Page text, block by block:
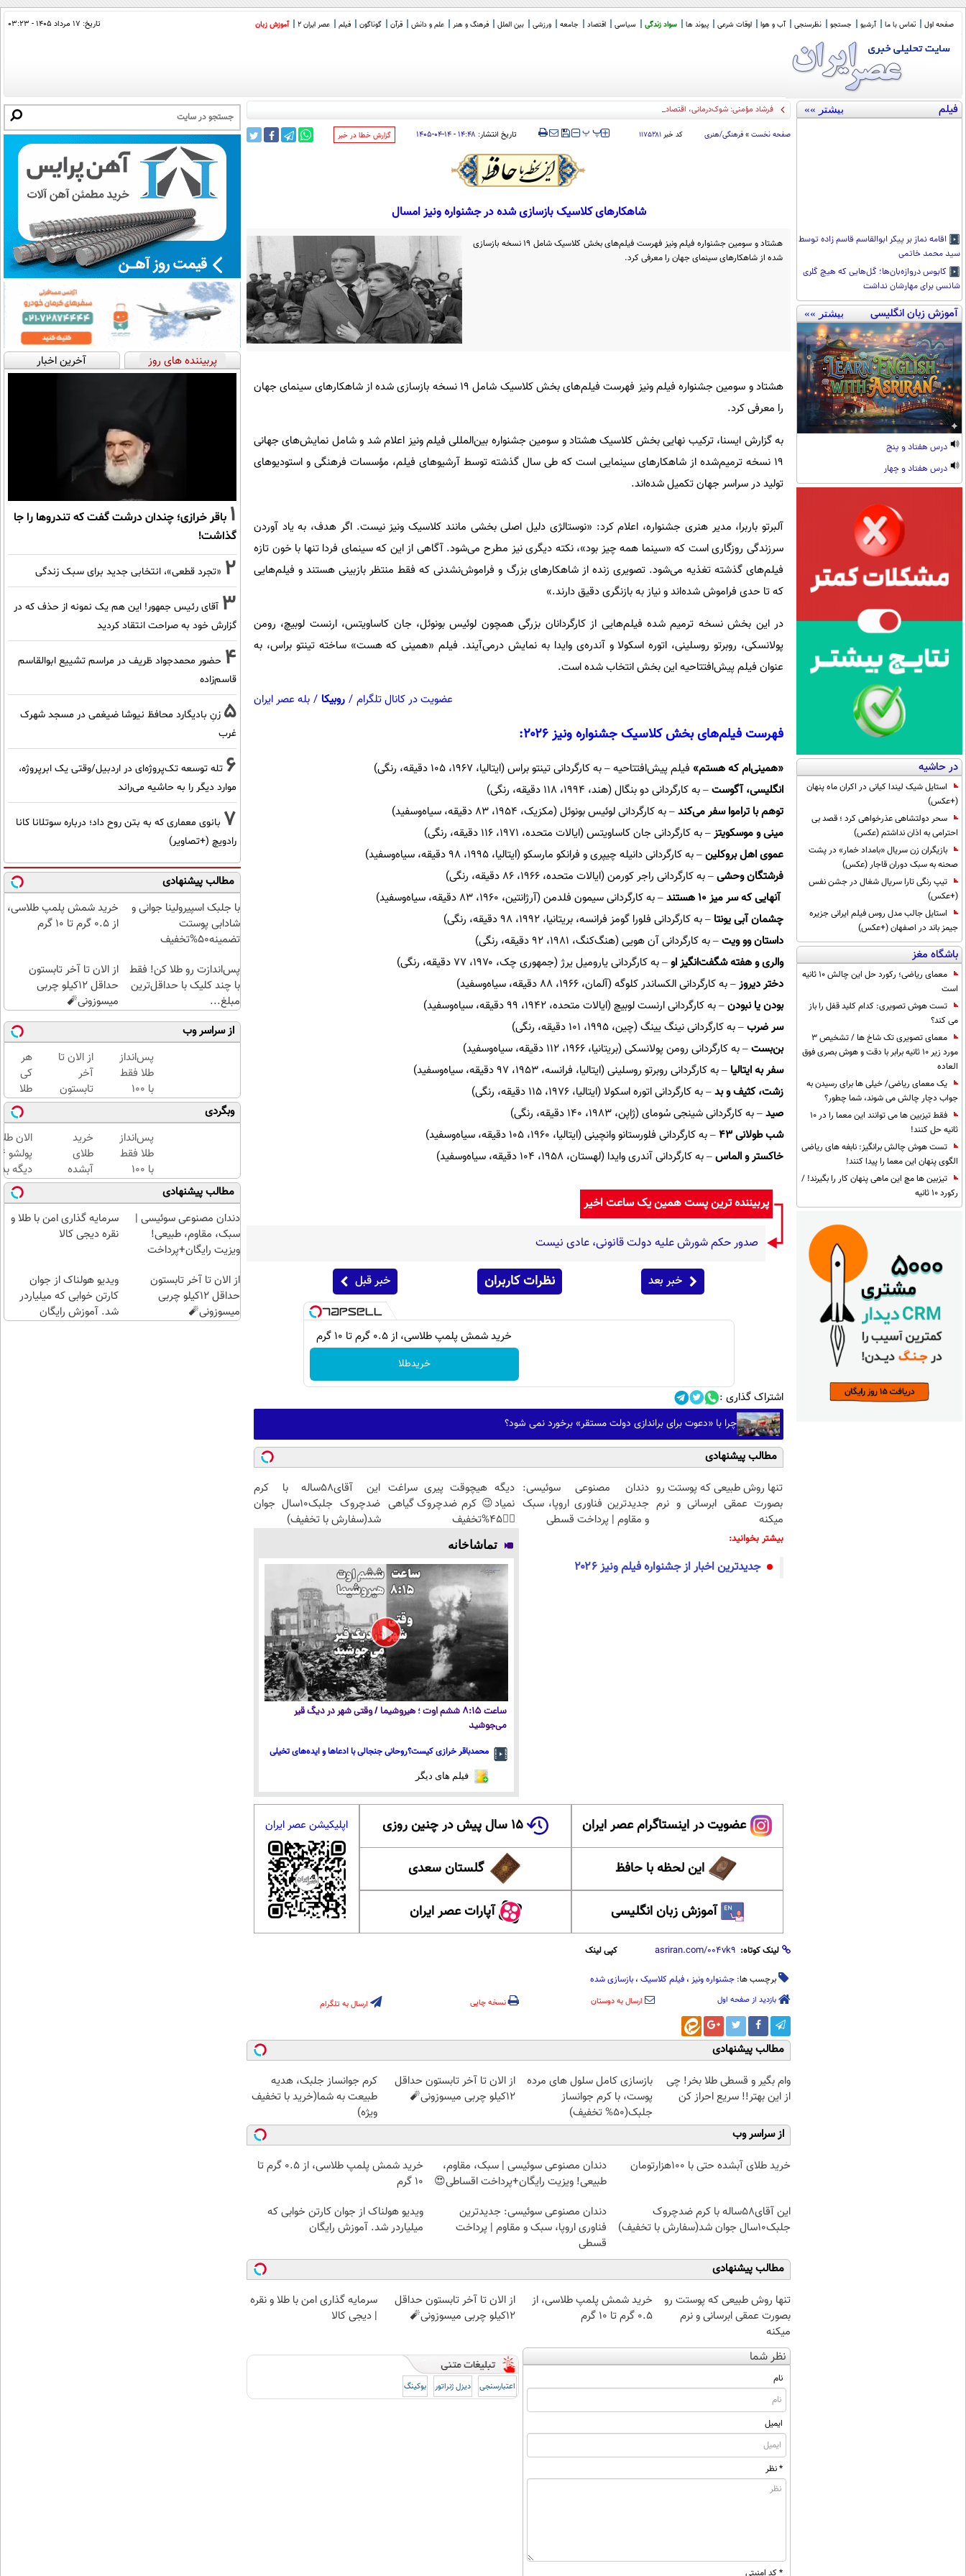
صفحه اول تماس با ما آرشیو جستجو نظرسنجی آب و هوا اوقات شرعی پیوند ها سواد زندگی سیاسی اقتصاد جامعه ورزشی بین الملل فرهنگ و هنر علم و دانش قرآن گوناگون فیلم عصر ایران 2 آموزش زبان تاریخ: ۱۷ مرداد ۱۴۰۵ - ۰۳:۲۳
فیلم بیشتر »»
اقامه نماز بر پیکر ابوالقاسم قاسم زاده توسط
سید محمد خاتمی
کابوس دروازه‌بان‌ها؛ گل‌هایی که هیچ گلری
شانسی برای مهارشان نداشت
آموزش زبان انگلیسی بیشتر »»
درس هفتاد و پنج
درس هفتاد و چهار
در حاشیه
استایل شیک لیندا کیانی در اکران ماه پنهان
(+عکس)
سحر دولتشاهی عذرخواهی کرد ؛ قصد بی
احترامی به اذان نداشتم (عکس)
بازیگران زن سریال «بامداد خمار» در پشت
صحنه به سبک دوران قاجار (عکس)
تیپ رنگی تارا سریال شغال در جشن نفس
(+عکس)
استایل جالب مدل روس فیلم ایرانی جزیره
جیمز باند در اصفهان (+عکس)
باشگاه مغز
معمای ریاضی؛ رکورد حل این چالش 10 ثانیه
است
تست هوش تصویری: کدام کلید قفل را باز
می کند؟
معمای تصویری تک شاخ ها / تشخیص 3
مورد زیر 10 ثانیه برابر با دقت و هوش بصری فوق
العاده
یک معمای ریاضی/ خیلی ها برای رسیدن به
جواب دچار چالش می شوند، شما چطور؟
فقط تیزبین ها می توانند این معما را در 10
ثانیه حل کنند!
تست هوش چالش برانگیز: نابغه های ریاضی
الگوی پنهان این معما را پیدا کنند!
تیزبین ها مچ این ماهی پنهان کار را بگیرند! /
رکورد 10 ثانیه
فرشاد مؤمنی: شوک‌درمانی، اقتصاد ایران را به بهش
صفحه نخست » فرهنگی/هنری کد خبر۱۱۷۵۲۸۱ ‍‍‍ پپ تاریخ انتشار: ۱۴:۴۸ - ۱۴-۰۴-۱۴۰۵ ‌گزارش خطا در خبر
شاهکارهای کلاسیک بازسازی شده در جشنواره ونیز امسال
هشتاد و سومین جشنواره فیلم ونیز فهرست فیلم‌های بخش کلاسیک شامل ۱۹ نسخه بازسازی
شده از شاهکارهای سینمای جهان را معرفی کرد.
هشتاد و سومین جشنواره فیلم ونیز فهرست فیلم‌های بخش کلاسیک شامل ۱۹ نسخه بازسازی شده از شاهکارهای سینمای جهان
را معرفی کرد.
به گزارش ایسنا، ترکیب نهایی بخش کلاسیک هشتاد و سومین جشنواره بین‌المللی فیلم ونیز اعلام شد و شامل نمایش‌های جهانی
۱۹ نسخه ترمیم‌شده از شاهکارهای سینمایی است که طی سال گذشته توسط آرشیوهای فیلم، مؤسسات فرهنگی و استودیوهای
تولید در سراسر جهان تکمیل شده‌اند.
آلبرتو باربرا، مدیر هنری جشنواره، اعلام کرد: «نوستالژی دلیل اصلی بخشی مانند کلاسیک ونیز نیست. اگر هدف، به یاد آوردن
سرزندگی روزگاری است که «سینما همه چیز بود»، نکته دیگری نیز مطرح می‌شود. آگاهی از این که سینمای فردا تنها با خون تازه
فیلم‌های گذشته تغذیه می‌شود. تصویری زنده از شاهکارهای بزرگ و فراموش‌نشدنی که فقط منتظر بازبینی هستند و فیلم‌هایی
که تا حدی فراموش شده‌اند و نیاز به بازنگری دقیق دارند.»
در این بخش نسخه ترمیم شده فیلم‌هایی از کارگردانان بزرگی همچون لوئیس بونوئل، جان کاساویتس، ارنست لوبیچ، رومن
پولانسکی، روبرتو روسلینی، اتوره اسکولا و آندره‌ی وایدا به نمایش درمی‌آیند. فیلم «همینی که هست» ساخته تینتو براس، به
عنوان فیلم پیش‌افتتاحیه این بخش انتخاب شده است.
عضویت در کانال تلگرام / روبیکا / بله عصر ایران
فهرست فیلم‌های بخش کلاسیک جشنواره ونیز ۲۰۲۶:
«همینی‌ام که هستم» فیلم پیش‌افتتاحیه – به کارگردانی تینتو براس (ایتالیا، ۱۹۶۷، ۱۰۵ دقیقه، رنگی)
انگلیسی، آگوست– به کارگردانی دو بنگال (هند، ۱۹۹۴، ۱۱۸ دقیقه، رنگی)
توهم با تراموا سفر می‌کند– به کارگردانی لوئیس بونوئل (مکزیک، ۱۹۵۴، ۸۳ دقیقه، سیاه‌وسفید)
مینی و موسکویتز– به کارگردانی جان کاساویتس (ایالات متحده، ۱۹۷۱، ۱۱۶ دقیقه، رنگی)
عموی اهل بروکلین– به کارگردانی دانیله چیپری و فرانکو مارسکو (ایتالیا، ۱۹۹۵، ۹۸ دقیقه، سیاه‌وسفید)
فرشتگان وحشی– به کارگردانی راجر کورمن (ایالات متحده، ۱۹۶۶، ۸۶ دقیقه، رنگی)
آنهایی که سر میز ۱۰ هستند
– به کارگردانی سیمون فلدمن (آرژانتین، ۱۹۶۰، ۸۳ دقیقه، سیاه‌وسفید)
چشمان آبی یونتا – به کارگردانی فلورا گومز فرانسه، بریتانیا، ۱۹۹۲، ۹۸ دقیقه، رنگی)
داستان وو ویت– به کارگردانی آن هویی (هنگ‌کنگ، ۱۹۸۱، ۹۲ دقیقه، رنگی)
والری و هفته شگفت‌انگیز او– به کارگردانی یارومیل یرژ (جمهوری چک، ۱۹۷۰، ۷۷ دقیقه، رنگی)
دختر دیروز– به کارگردانی الکساندر کلوگه (آلمان، ۱۹۶۶، ۸۸ دقیقه، سیاه‌وسفید)
بودن یا نبودن– به کارگردانی ارنست لوبیچ (ایالات متحده، ۱۹۴۲، ۹۹ دقیقه، سیاه‌وسفید)
سر ضرب– به کارگردانی نینگ یینگ (چین، ۱۹۹۵، ۱۰۱ دقیقه، رنگی)
بن‌بست– به کارگردانی رومن پولانسکی (بریتانیا، ۱۹۶۶، ۱۱۲ دقیقه، سیاه‌وسفید)
سفر به ایتالیا – به کارگردانی روبرتو روسلینی (ایتالیا، فرانسه، ۱۹۵۳، ۹۷ دقیقه، سیاه‌وسفید)
زشت، کثیف و بد– به کارگردانی اتوره اسکولا (ایتالیا، ۱۹۷۶، ۱۱۵ دقیقه، رنگی)
صید– به کارگردانی شینجی سُومای (ژاپن، ۱۹۸۳، ۱۴۰ دقیقه، رنگی)
شب طولانی ۴۳
– به کارگردانی فلورستانو وانچینی (ایتالیا، ۱۹۶۰، ۱۰۵ دقیقه، سیاه‌وسفید)
خاکستر و الماس– به کارگردانی آندری وایدا (لهستان، ۱۹۵۸، ۱۰۴ دقیقه، سیاه‌وسفید)
پربیننده ترین پست همین یک ساعت اخیر
صدور حکم شورش علیه دولت قانونی، عادی نیست
خبر بعد نظرات کاربران خبر قبل
خرید شمش پلمپ طلاسی، از ۰.۵ گرم تا ۱۰ گرم
خریدطلا
اشتراک گذاری :
چرا با «دعوت برای براندازی دولت مستقر» برخورد نمی شود؟
مطالب پیشنهادی
تنها روش طبیعی که پوستت رو
بصورت عمقی ابرسانی و نرم
میکنه
دندان مصنوعی سوئیسی:
جدیدترین فناوری اروپا، سبک
و مقاوم | پرداخت قسطی
دیگه هیچوقت پیری سراغت
نمیاد😉 کرم ضدچروک گیاهی
👈🏻45%تخفیف
این آقای58ساله با کرم
ضدچروک جلبک10سال جوان
شد(سفارش با تخفیف)
بیشتر بخوانید:
جدیدترین اخبار از جشنواره فیلم ونیز ۲۰۲۶
تماشاخانه
ساعت ۸:۱۵ ششم اوت ؛ هیروشیما / وقتی شهر در دیگ قیر
می‌جوشید
محمدباقر خرازی کیست؟روحانی جنجالی با ادعاها و ایده‌های تخیلی
فیلم های دیگر
عضویت در اینستاگرام عصر ایران ۱۵ سال پیش در چنین روزی
این لحظه با حافظ گلستان سعدی
آموزش زبان انگلیسی آپارات عصر ایران
اپلیکیشن عصر ایران
لینک کوتاه: کپی لینک
برچسب ها: جشنواره ونیز ، فیلم کلاسیک ، بازسازی شده
بازدید از صفحه اول ارسال به دوستان نسخه چاپی ارسال به تلگرام
مطالب پیشنهادی
وام بگیر و قسطی طلا بخر! چی
از این بهتر!! سریع احراز کن
بازسازی کامل سلول های مرده
پوست، با کرم جوانساز
جلبک(50% تخفیف)
از الان تا آخر تابستون حداقل
12کیلو چربی میسوزونی🧨
کرم جوانساز جلبک، هدیه
طبیعت به شما(خرید با تخفیف
ویژه)
از سراسر وب
خرید طلای آبشده حتی با ۱۰۰هزارتومان
دندان مصنوعی سوئیسی | سبک، مقاوم،
طبیعی! ویزیت رایگان+پرداخت اقساطی😍
خرید شمش پلمپ طلاسی، از ۰.۵ گرم تا
۱۰ گرم
این آقای58ساله با کرم ضدچروک
جلبک10سال جوان شد(سفارش با تخفیف)
دندان مصنوعی سوئیسی: جدیدترین
فناوری اروپا، سبک و مقاوم | پرداخت
قسطی
ویدیو هولناک از جوان کارتن خوابی که
میلیاردر شد. آموزش رایگان
مطالب پیشنهادی
تنها روش طبیعی که پوستت رو
بصورت عمقی ابرسانی و نرم
میکنه
خرید شمش پلمپ طلاسی، از
۰.۵ گرم تا ۱۰ گرم
از الان تا آخر تابستون حداقل
12کیلو چربی میسوزونی🧨
سرمایه گذاری امن با طلا و نقره
| دیجی کالا
نظر شما
نام
ایمیل
* نظر
* کد امنیتی
اعتبارسنجی دیزل ژنراتور بوکینگ
پربیننده های روز آخرین اخبار
1 باقر خرازی؛ چندان درشت گفت که تندروها را جا
گذاشت!
2 «تجرد قطعی»، انتخابی جدید برای سبک زندگی
3 آقای رئیس جمهور! این هم یک نمونه از حذف که در
گزارش خود به صراحت انتقاد کردید
4 حضور محمدجواد ظریف در مراسم تشییع ابوالقاسم
قاسم‌زاده
5 زنِ بادیگارد محافظ نیوشا ضیغمی در مسجد شهرک
غرب
6 تله توسعه تک‌پروژه‌ای در اردبیل/وقتی یک ابرپروژه،
موارد دیگر را به حاشیه می‌راند
7 بانوی معماری که به بتن روح داد؛ درباره سوتلانا کانا
رادویچ (+تصاویر)
مطالب پیشنهادی
با جلبک اسپیرولینا جوانی و
شادابی پوستت
تضمینه50%تخفیف
خرید شمش پلمپ طلاسی،
از ۰.۵ گرم تا ۱۰ گرم
پس‌اندازت رو طلا کن! فقط
با چند کلیک با حداقل‌ترین
مبلغ...
از الان تا آخر تابستون
حداقل 12کیلو چربی
میسوزونی🧨
از سراسر وب
پس‌انداز
طلا فقط
با ۱۰۰
هزارتومان
(امن و
راحت)
از الان تا
آخر
تابستون
حداقل
12کیلو
چربی
میسوزونی
🧨
هر
کی
طلا
داره،
غم
نداره!
😊💎
(خرید
طلا با
چند
کلیک)
وبگردی
پس‌انداز
طلا فقط
با ۱۰۰
هزارتومان
(امن و
راحت)
خرید
طلای
آبشده
حتی با
۱۰۰هزارتومان
الان
دیگه
طلا با
بی‌بهره
مطالب پیشنهادی
دندان مصنوعی سوئیسی |
سبک، مقاوم، طبیعی!
ویزیت رایگان+پرداخت
سرمایه گذاری امن با طلا و
نقره دیجی کالا
از الان تا آخر تابستون
حداقل 12کیلو چربی
میسوزونی🧨
ویدیو هولناک از جوان
کارتن خوابی که میلیاردر
شد. آموزش رایگان